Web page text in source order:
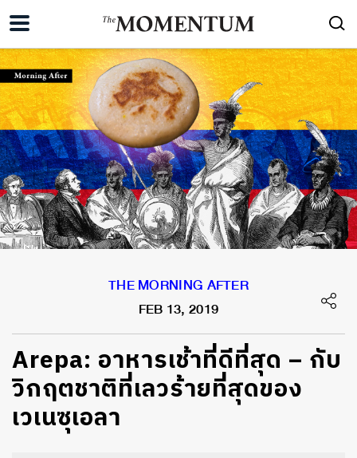
THE MORNING AFTER
FEB 13, 2019
Arepa: อาหารเช้าที่ดีที่สุด – กับ
วิกฤตชาติที่เลวร้ายที่สุดของ
เวเนซุเอลา